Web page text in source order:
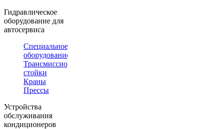
Гидравлическое
оборудование для
автосервиса
Специальное
оборудование
Трансмиссионные
стойки
Краны
Прессы
Устройства
обслуживания
кондиционеров